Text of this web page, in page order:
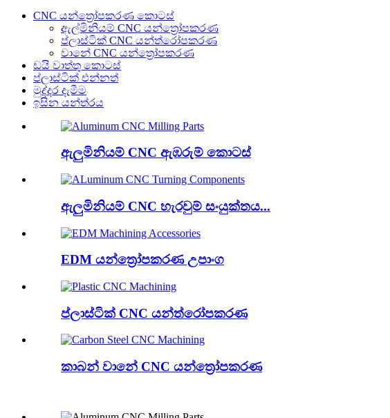
CNC යන්ත්‍රෝපකරණ කොටස්
ඇල්මිනියම් CNC යන්ත්‍රෝපකරණ
ප්ලාස්ටික් CNC යන්ත්රෝපකරණ
වානේ CNC යන්ත්‍රෝපකරණ
ඩයි වාත්තු කොටස්
ප්ලාස්ටික් එන්නත්
මුද්දර දැමීම
ඉසින යන්ත්රය
ඇලුමිනියම් CNC ඇඹරුම් කොටස්
ඇලුමිනියම් CNC හැරවුම් සංයුක්තය...
EDM යන්ත්‍රෝපකරණ උපාංග
ප්ලාස්ටික් CNC යන්ත්රෝපකරණ
කාබන් වානේ CNC යන්ත්‍රෝපකරණ